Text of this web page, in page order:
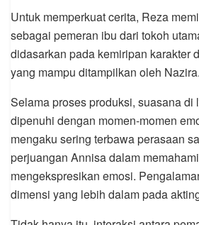
Untuk memperkuat cerita, Reza
sebagai pemeran ibu dari tokoh
didasarkan pada kemiripan karakter
yang mampu ditampilkan oleh Nazira.
Selama proses produksi, suasana di
dipenuhi dengan momen-momen
mengaku sering terbawa perasaan
perjuangan Annisa dalam
mengekspresikan emosi.
dimensi yang lebih dalam pada